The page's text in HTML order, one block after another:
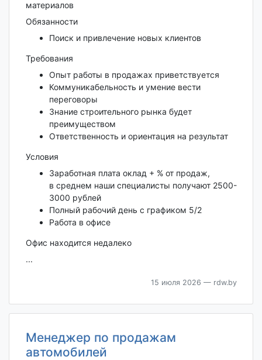
материалов
Обязанности
Поиск и привлечение новых клиентов
Требования
Опыт работы в продажах приветствуется
Коммуникабельность и умение вести
переговоры
Знание строительного рынка будет
преимуществом
Ответственность и ориентация на результат
Условия
Заработная плата оклад + % от продаж,
в среднем наши специалисты получают 2500-
3000 рублей
Полный рабочий день с графиком 5/2
Работа в офисе
Офис находится недалеко
...
15 июля 2026 — rdw.by
Менеджер по продажам
автомобилей